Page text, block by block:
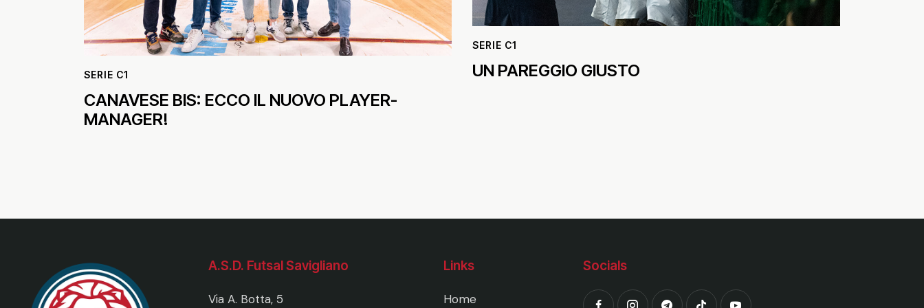
SERIE C1
CANAVESE BIS: ECCO IL NUOVO PLAYER-
MANAGER!
SERIE C1
UN PAREGGIO GIUSTO
A.S.D. Futsal Savigliano
Via A. Botta, 5
Links
Home
Socials